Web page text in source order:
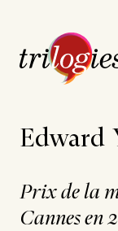
Edward
Prix de la
Cannes en